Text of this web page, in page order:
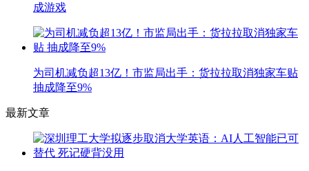
成游戏
为司机减负超13亿！市监局出手：货拉拉取消独家车贴
抽成降至9%
最新文章